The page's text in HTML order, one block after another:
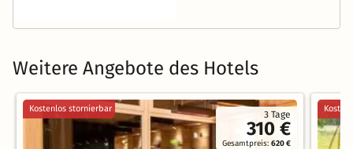
Weitere Angebote des Hotels
3 Tage
310 €
Gesamtpreis:620 €
Kostenlos stornierbar